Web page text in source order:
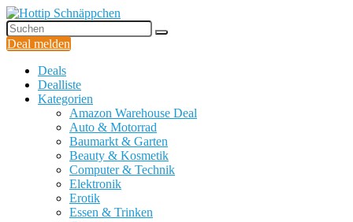
Deal melden
Deals
Dealliste
Kategorien
Amazon Warehouse Deal
Auto & Motorrad
Baumarkt & Garten
Beauty & Kosmetik
Computer & Technik
Elektronik
Erotik
Essen & Trinken